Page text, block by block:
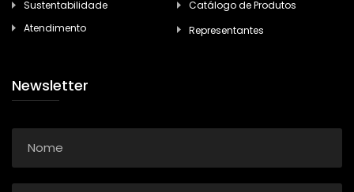
Sustentabilidade
Atendimento
Catálogo de Produtos
Representantes
Newsletter